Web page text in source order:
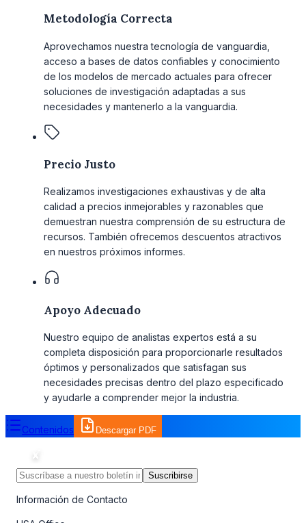
Metodología Correcta
Aprovechamos nuestra tecnología de vanguardia,
acceso a bases de datos confiables y conocimiento
de los modelos de mercado actuales para ofrecer
soluciones de investigación adaptadas a sus
necesidades y mantenerlo a la vanguardia.
Precio Justo
Realizamos investigaciones exhaustivas y de alta
calidad a precios inmejorables y razonables que
demuestran nuestra comprensión de su estructura de
recursos. También ofrecemos descuentos atractivos
en nuestros próximos informes.
Apoyo Adecuado
Nuestro equipo de analistas expertos está a su
completa disposición para proporcionarle resultados
óptimos y personalizados que satisfagan sus
necesidades precisas dentro del plazo especificado
y ayudarle a comprender mejor la industria.
Contenidos Descargar PDF
Suscribirse
Información de Contacto